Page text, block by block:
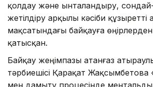
қолдау және ынталандыру,
жетілдіру арқылы кәсіби құзыретті
мақсатындағы байқауға
қатысқан.
Байқау жеңімпазы атанғаз
тәрбиешісі Қарақат